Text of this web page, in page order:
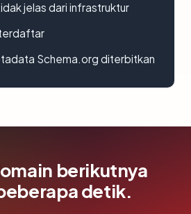
jelas dari infrastruktur
Schema.org diterbitkan
berikutnya
detik.